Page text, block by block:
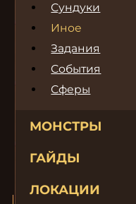
Сундуки
Иное
Задания
События
Сферы
МОНСТРЫ
ГАЙДЫ
ЛОКАЦИИ